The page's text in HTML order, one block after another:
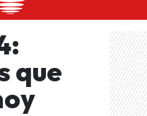
que